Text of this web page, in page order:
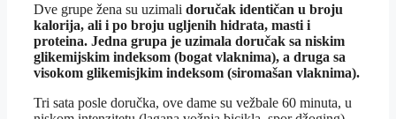
Dve grupe žena su uzimali doručak identičan u broju
kalorija, ali i po broju ugljenih hidrata, masti i
proteina. Jedna grupa je uzimala doručak sa niskim
glikemijskim indeksom (bogat vlaknima), a druga sa
visokom glikemisjkim indeksom (siromašan vlaknima).
Tri sata posle doručka, ove dame su vežbale 60 minuta, u